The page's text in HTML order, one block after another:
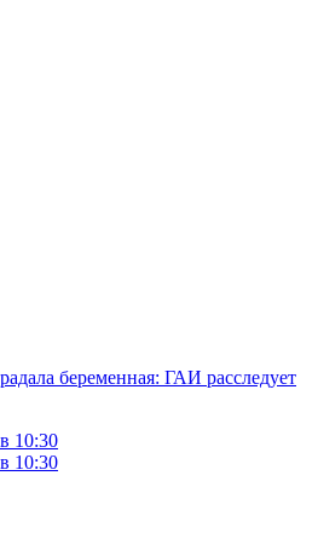
беременная: ГАИ расследует
10:30
10:30